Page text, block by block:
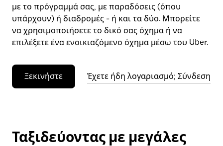
με το πρόγραμμά σας, με παραδόσεις (όπου
υπάρχουν) ή διαδρομές - ή και τα δύο. Μπορείτε
να χρησιμοποιήσετε το δικό σας όχημα ή να
επιλέξετε ένα ενοικιαζόμενο όχημα μέσω του Uber.
Ξεκινήστε Έχετε ήδη λογαριασμό; Σύνδεση
Ταξιδεύοντας με μεγάλες